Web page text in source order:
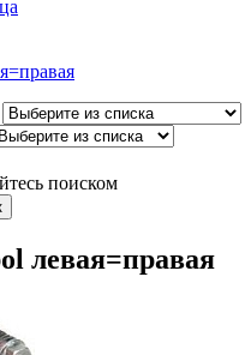
поиском
левая=правая